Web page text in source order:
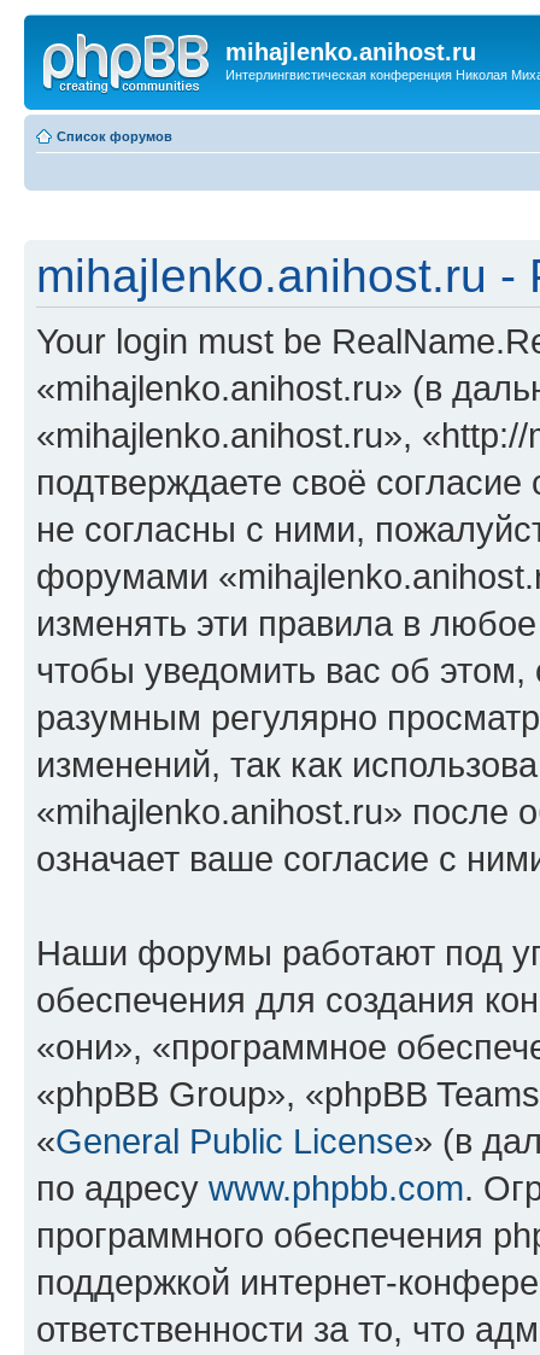
mihajlenko.anihost.ru
Интерлингвистическая конференция Николая
Список форумов
mihajlenko.anihost.ru -
Your login must be
«mihajlenko.anihost.ru» (в
«mihajlenko.anihost.ru»,
подтверждаете своё
не согласны с ними,
форумами
изменять эти правила в
чтобы уведомить вас об
разумным регулярно
изменений, так как
«mihajlenko.anihost.ru» после
означает ваше согласие с
Наши форумы работают под
обеспечения для создания
«они», «программное
«phpBB Group», «phpBB
«General Public License» (в
по адресу www.phpbb.com.
программного обеспечения
поддержкой интернет-
ответственности за то, что